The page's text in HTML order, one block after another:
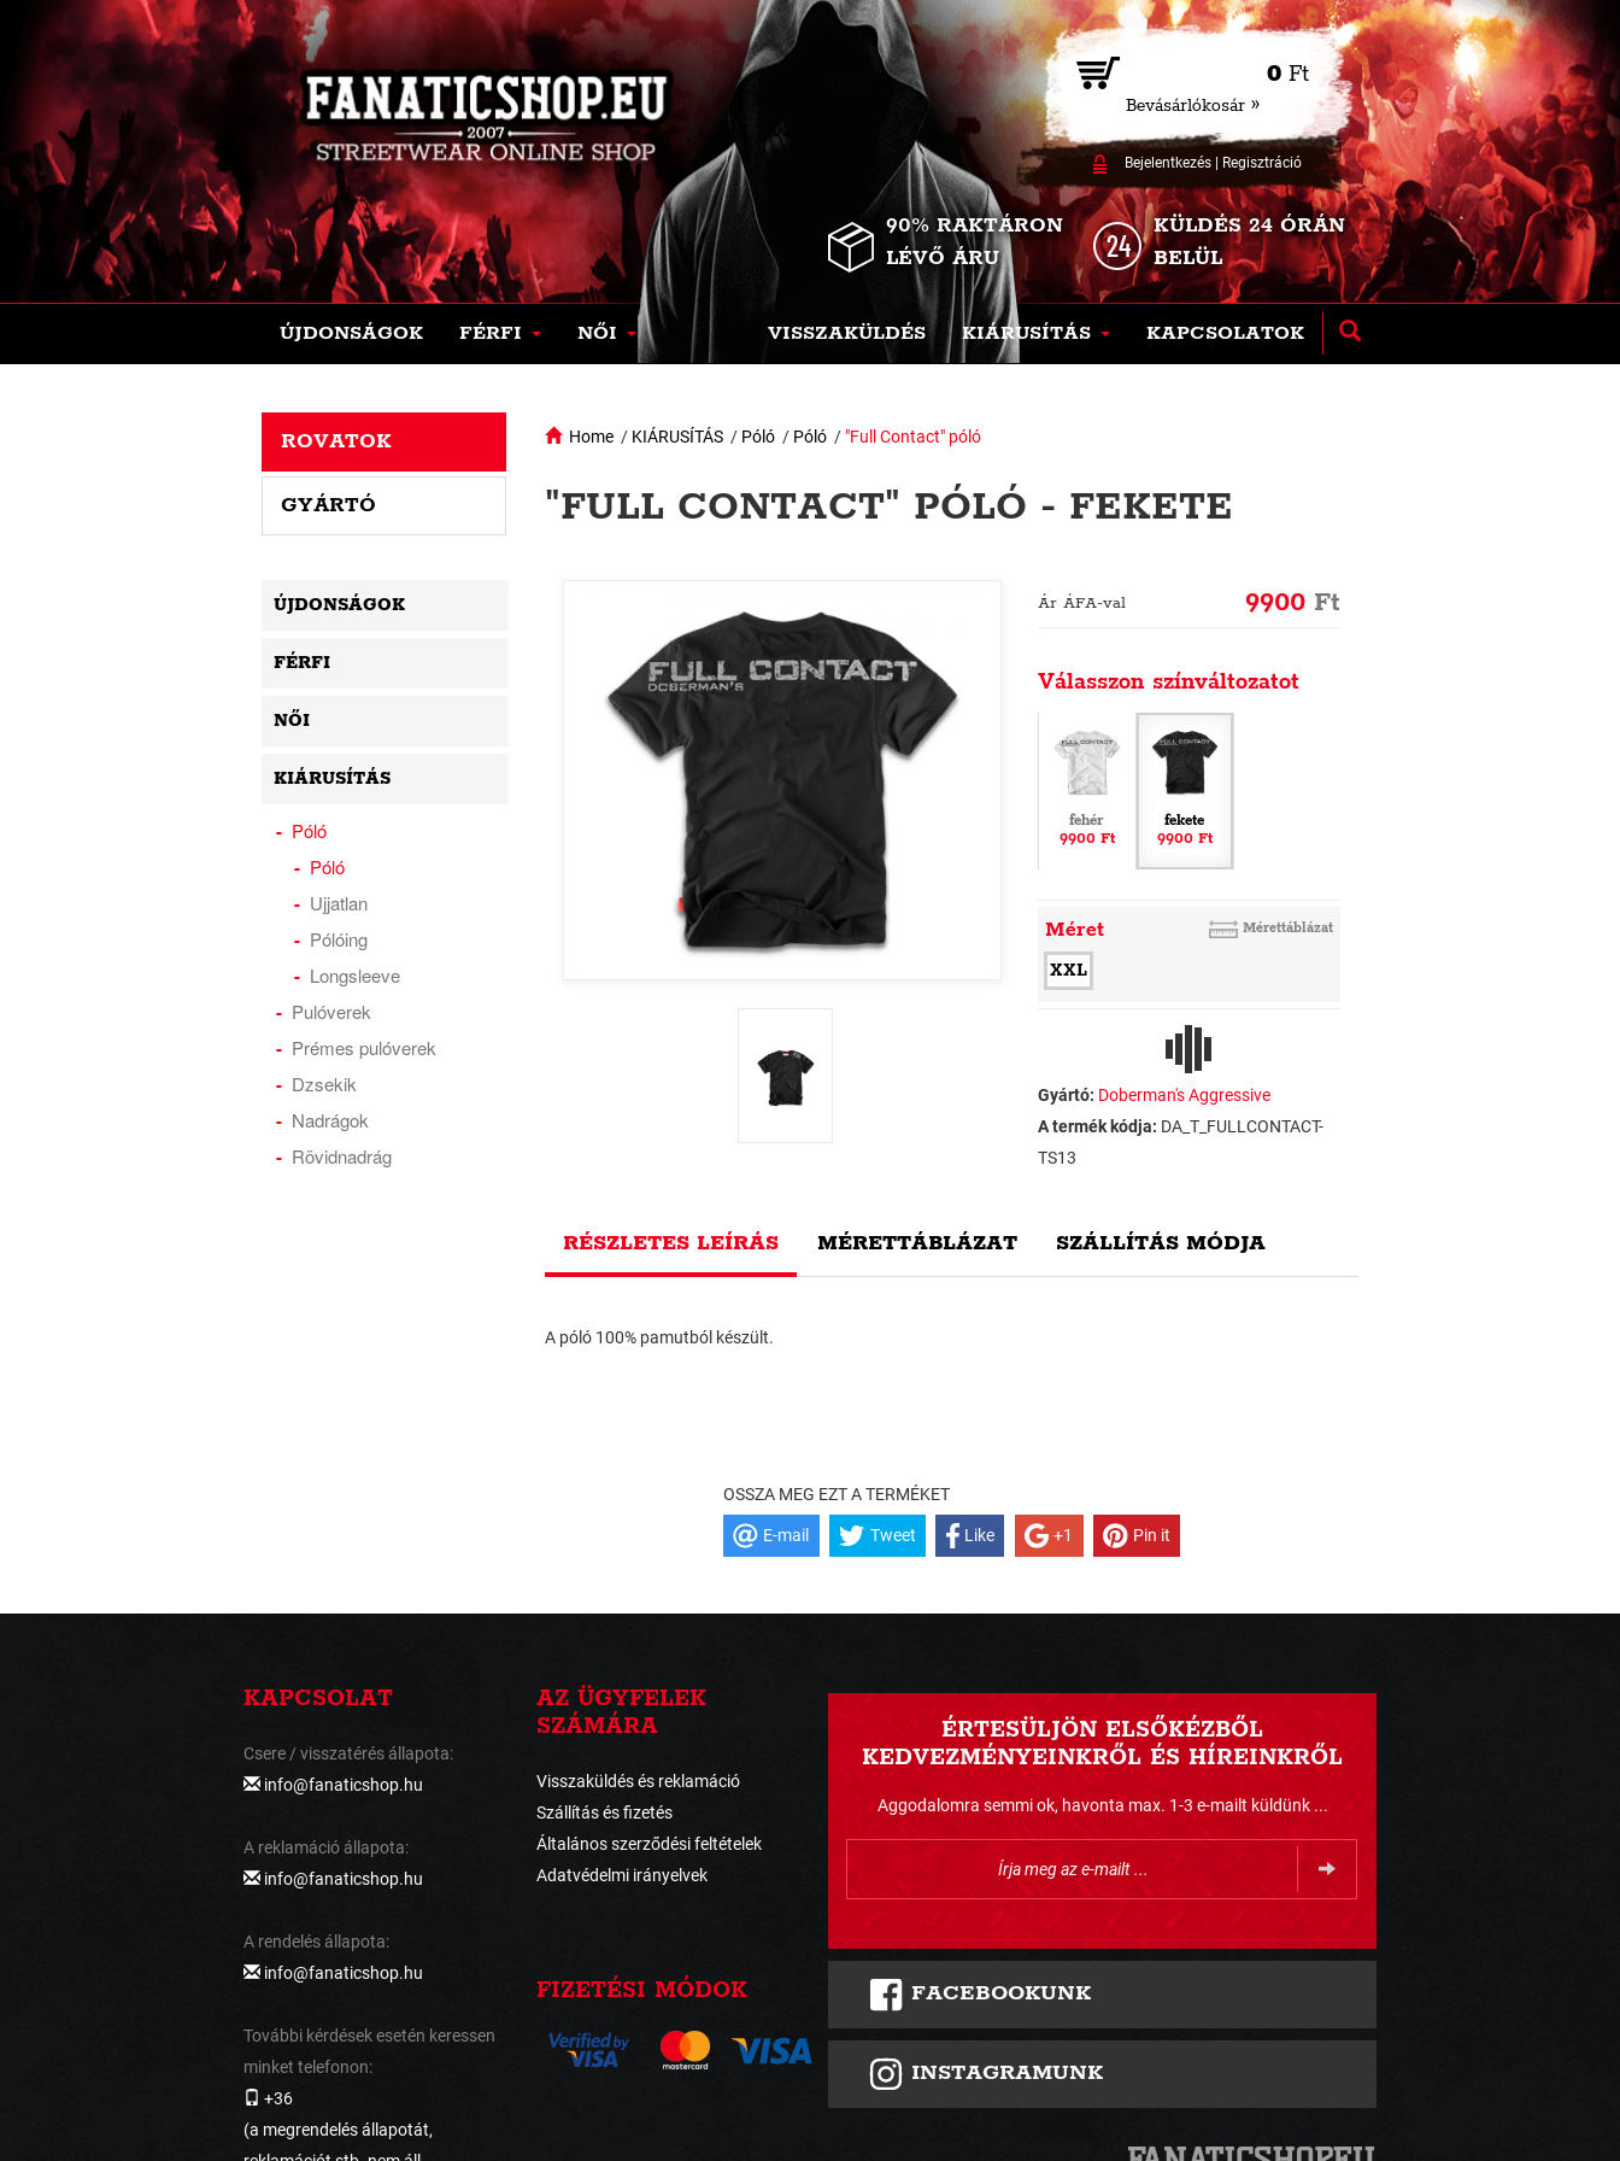
0 Ft
Bevásárlókosár »
Bejelentkezés| Regisztráció
90% RAKTÁRON
LÉVŐ ÁRU
KÜLDÉS 24 ÓRÁN
BELÜL
ÚJDONSÁGOK FÉRFI NŐI VISSZAKÜLDÉS KIÁRUSÍTÁS KAPCSOLATOK
Home / KIÁRUSÍTÁS / Póló / Póló / "Full Contact" póló
"FULL CONTACT" PÓLÓ - FEKETE
Ár ÁFA-val 9900 Ft
Válasszon színváltozatot
fehér
9900 Ft
fekete
9900 Ft
Méret Mérettáblázat
XXL
Gyártó: Doberman's Aggressive
A termék kódja: DA_T_FULLCONTACT-
TS13
RÉSZLETES LEÍRÁS MÉRETTÁBLÁZAT SZÁLLÍTÁS MÓDJA
A póló 100% pamutból készült.
OSSZA MEG EZT A TERMÉKET
E-mail Tweet Like +1 Pin it
ROVATOK
GYÁRTÓ
ÚJDONSÁGOK
FÉRFI
NŐI
KIÁRUSÍTÁS
Póló
Póló
Ujjatlan
Pólóing
Longsleeve
Pulóverek
Prémes pulóverek
Dzsekik
Nadrágok
Rövidnadrág
KAPCSOLAT
Csere / visszatérés állapota:
info@fanaticshop.hu
A reklamáció állapota:
info@fanaticshop.hu
A rendelés állapota:
info@fanaticshop.hu
További kérdések esetén keressen
minket telefonon:
+36
(a megrendelés állapotát,
AZ ÜGYFELEK
SZÁMÁRA
Visszaküldés és reklamáció
Szállítás és fizetés
Általános szerződési feltételek
Adatvédelmi irányelvek
FIZETÉSI MÓDOK
ÉRTESÜLJÖN ELSŐKÉZBŐL
KEDVEZMÉNYEINKRŐL ÉS HÍREINKRŐL
Aggodalomra semmi ok, havonta max. 1-3 e-mailt küldünk ...
FACEBOOKUNK
INSTAGRAMUNK